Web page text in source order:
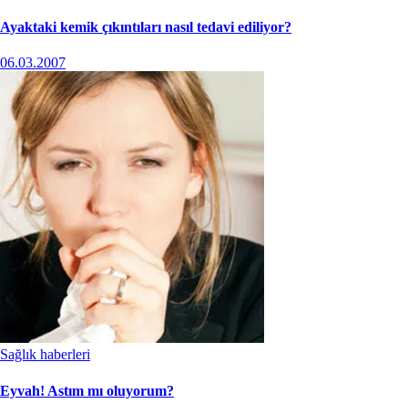
Ayaktaki kemik çıkıntıları nasıl tedavi ediliyor?
06.03.2007
Sağlık haberleri
Eyvah! Astım mı oluyorum?